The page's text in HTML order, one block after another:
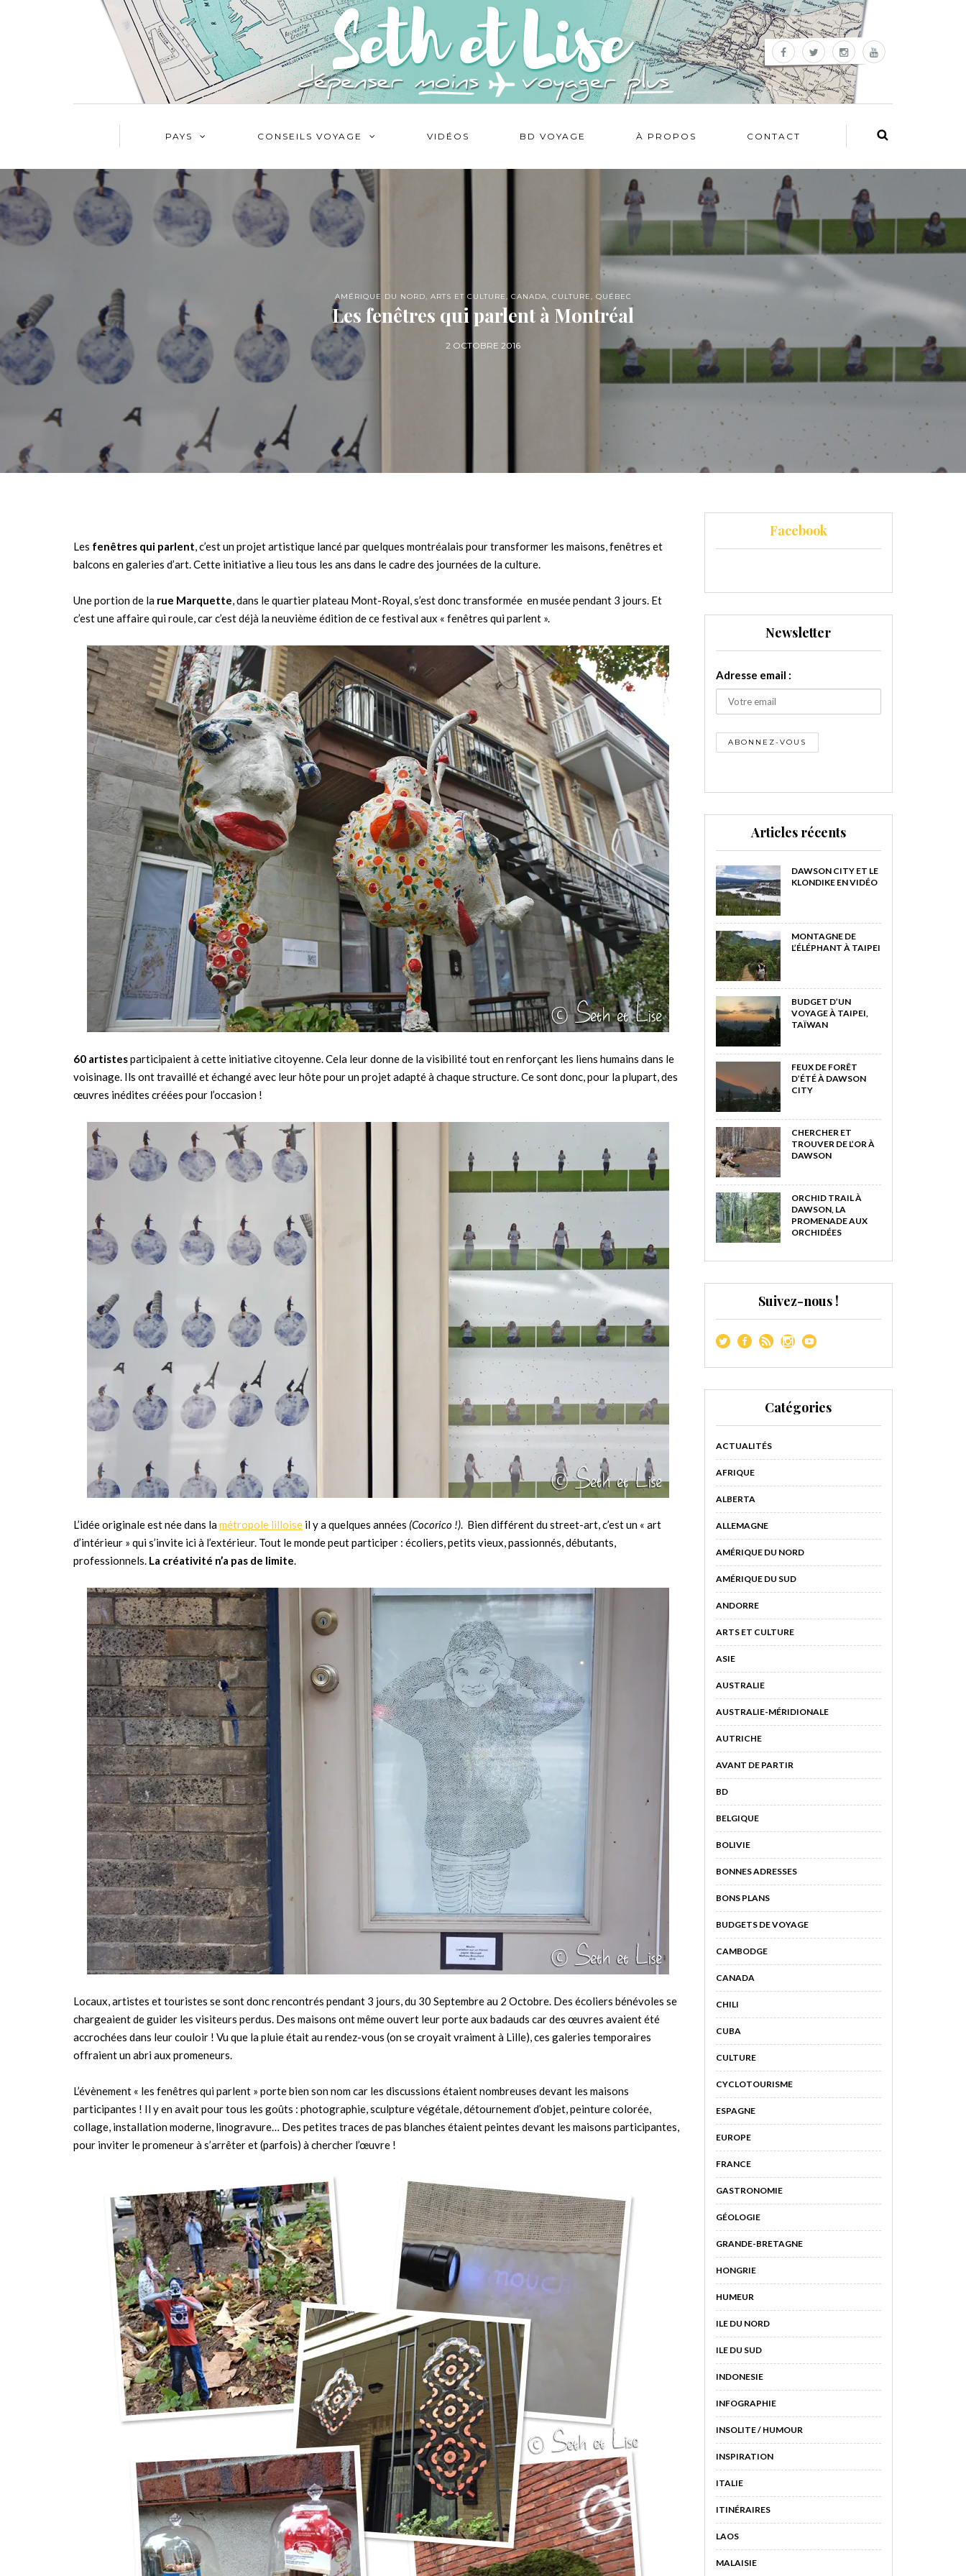
PAYS CONSEILS VOYAGE VIDÉOS BD VOYAGE À PROPOS CONTACT
AMÉRIQUE DU NORD, ARTS ET CULTURE, CANADA, CULTURE, QUÉBEC
Les fenêtres qui parlent à Montréal
2 OCTOBRE 2016
Les fenêtres qui parlent, c’est un projet artistique lancé par quelques montréalais pour transformer les maisons, fenêtres et
balcons en galeries d’art. Cette initiative a lieu tous les ans dans le cadre des journées de la culture.
Une portion de la rue Marquette, dans le quartier plateau Mont-Royal, s’est donc transformée en musée pendant 3 jours. Et
c’est une affaire qui roule, car c’est déjà la neuvième édition de ce festival aux « fenêtres qui parlent ».
60 artistesparticipaient à cette initiative citoyenne. Cela leur donne de la visibilité tout en renforçant les liens humains dans le
voisinage. Ils ont travaillé et échangé avec leur hôte pour un projet adapté à chaque structure. Ce sont donc, pour la plupart, des
œuvres inédites créées pour l’occasion !
L’idée originale est née dans lamétropole lilloise il y a quelques années (Cocorico !). Bien différent du street-art, c’est un « art
d’intérieur » qui s’invite ici à l’extérieur. Tout le monde peut participer : écoliers, petits vieux, passionnés, débutants,
professionnels. La créativité n’a pas de limite.
Locaux, artistes et touristes se sont donc rencontrés pendant 3 jours, du 30 Septembre au 2 Octobre. Des écoliers bénévoles se
chargeaient de guider les visiteurs perdus. Des maisons ont même ouvert leur porte aux badauds car des œuvres avaient été
accrochées dans leur couloir ! Vu que la pluie était au rendez-vous (on se croyait vraiment à Lille), ces galeries temporaires
offraient un abri aux promeneurs.
L’évènement « les fenêtres qui parlent » porte bien son nom car les discussions étaient nombreuses devant les maisons
participantes ! Il y en avait pour tous les goûts : photographie, sculpture végétale, détournement d’objet, peinture colorée,
collage, installation moderne, linogravure… Des petites traces de pas blanches étaient peintes devant les maisons participantes,
pour inviter le promeneur à s’arrêter et (parfois) à chercher l’œuvre !
Facebook
Newsletter
Adresse email :
Articles récents
DAWSON CITY ET LE
KLONDIKE EN VIDÉO
MONTAGNE DE
L’ÉLÉPHANT À TAIPEI
BUDGET D’UN
VOYAGE À TAIPEI,
TAÏWAN
FEUX DE FORÊT
D’ÉTÉ À DAWSON
CITY
CHERCHER ET
TROUVER DE L’OR À
DAWSON
ORCHID TRAIL À
DAWSON, LA
PROMENADE AUX
ORCHIDÉES
Suivez-nous !
Catégories
ACTUALITÉS
AFRIQUE
ALBERTA
ALLEMAGNE
AMÉRIQUE DU NORD
AMÉRIQUE DU SUD
ANDORRE
ARTS ET CULTURE
ASIE
AUSTRALIE
AUSTRALIE-MÉRIDIONALE
AUTRICHE
AVANT DE PARTIR
BD
BELGIQUE
BOLIVIE
BONNES ADRESSES
BONS PLANS
BUDGETS DE VOYAGE
CAMBODGE
CANADA
CHILI
CUBA
CULTURE
CYCLOTOURISME
ESPAGNE
EUROPE
FRANCE
GASTRONOMIE
GÉOLOGIE
GRANDE-BRETAGNE
HONGRIE
HUMEUR
ILE DU NORD
ILE DU SUD
INDONESIE
INFOGRAPHIE
INSOLITE / HUMOUR
INSPIRATION
ITALIE
ITINÉRAIRES
LAOS
MALAISIE